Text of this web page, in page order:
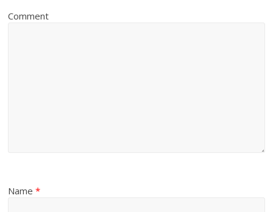
Comment
Name*